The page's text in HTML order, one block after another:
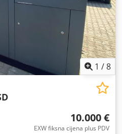
1 /8
10.000 €
EXW fiksna cijena plus PDV